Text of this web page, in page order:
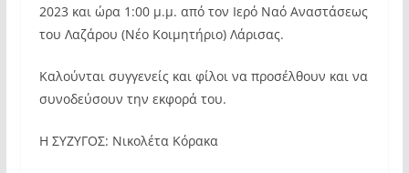
2023 και ώρα 1:00 μ.μ. από τον Ιερό Ναό Αναστάσεως
του Λαζάρου (Νέο Κοιμητήριο) Λάρισας.
Καλούνται συγγενείς και φίλοι να προσέλθουν και να
συνοδεύσουν την εκφορά του.
Η ΣΥΖΥΓΟΣ: Νικολέτα Κόρακα